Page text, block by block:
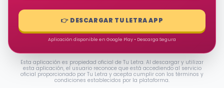
👉 DESCARGAR TU LETRA APP
Aplicación disponible en Google Play • Descarga Segura
Esta aplicación es propiedad oficial de Tu Letra. Al descargar y utilizar
esta aplicación, el usuario reconoce que está accediendo al servicio
oficial proporcionado por Tu Letra y acepta cumplir con los términos y
condiciones establecidos por la plataforma.